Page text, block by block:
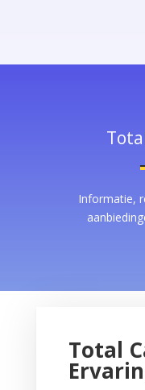
Informatie,
Total